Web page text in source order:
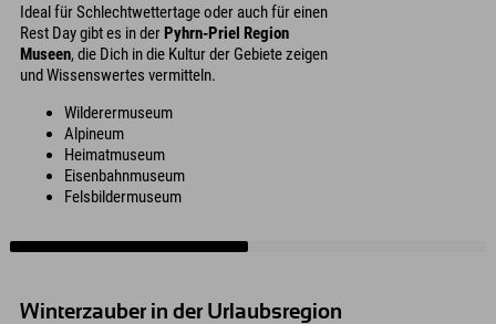
Ideal für Schlechtwettertage oder auch für einen
Rest Day gibt es in derPyhrn-Priel Region
Museen, die Dich in die Kultur der Gebiete zeigen
und Wissenswertes vermitteln.
Wilderermuseum
Alpineum
Heimatmuseum
Eisenbahnmuseum
Felsbildermuseum
Winterzauber in der Urlaubsregion